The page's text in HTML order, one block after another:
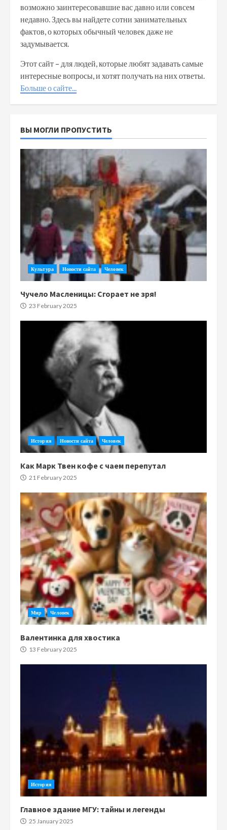
возможно заинтересовавшие вас давно или совсем
недавно. Здесь вы найдете сотни занимательных
фактов, о которых обычный человек даже не
задумывается.
Этот сайт – для людей, которые любят задавать самые
интересные вопросы, и хотят получать на них ответы.
Больше о сайте...
ВЫ МОГЛИ ПРОПУСТИТЬ
Культура Новости сайта Человек
Чучело Масленицы: Сгорает не зря!
23 February 2025
История Новости сайта Человек
Как Марк Твен кофе с чаем перепутал
21 February 2025
Мир Человек
Валентинка для хвостика
13 February 2025
История
Главное здание МГУ: тайны и легенды
25 January 2025